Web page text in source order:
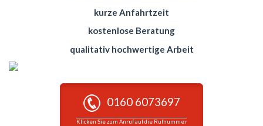
kurze Anfahrtzeit
kostenlose Beratung
qualitativ hochwertige Arbeit
0160 6073697
Klicken Sie zum Anruf auf die Rufnummer